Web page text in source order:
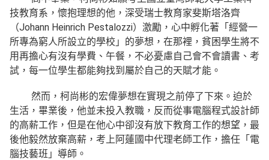
技教育系，懷抱理想的他，深受瑞士教育家斐斯塔洛齊
（Johann Heinrich Pestalozzi）激勵，心中孵化著「經營一
所專為窮人所設立的學校」的夢想，在那裡，貧困學生將不
用再擔心有沒有學費、午餐，不必憂慮自己會不會讀書、考
試，每一位學生都能夠找到屬於自己的天賦才能。
然而，柯尚彬的宏偉夢想在實現之前停了下來。迫於
生活，畢業後，他並未投入教職，反而從事電腦程式設計師
的高薪工作，但是在他心中卻沒有放下教育工作的想望，最
後他毅然放棄高薪，考上阿蓮國中代理老師工作，擔任「電
腦技藝班」導師。